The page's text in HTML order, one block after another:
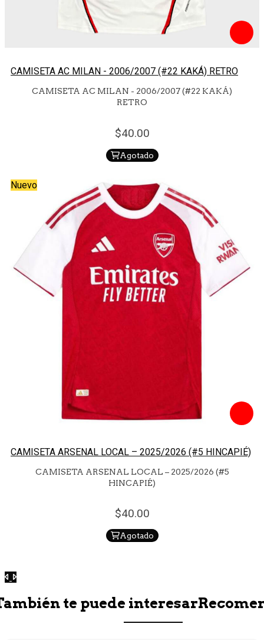
CAMISETA AC MILAN - 2006/2007 (#22 KAKÁ) RETRO
CAMISETA AC MILAN - 2006/2007 (#22 KAKÁ)
RETRO
40.00
Agotado
Nuevo
CAMISETA ARSENAL LOCAL – 2025/2026 (#5 HINCAPIÉ)
CAMISETA ARSENAL LOCAL – 2025/2026 (#5
HINCAPIÉ)
40.00
Agotado
Anterior
Siguiente
te puede interesar